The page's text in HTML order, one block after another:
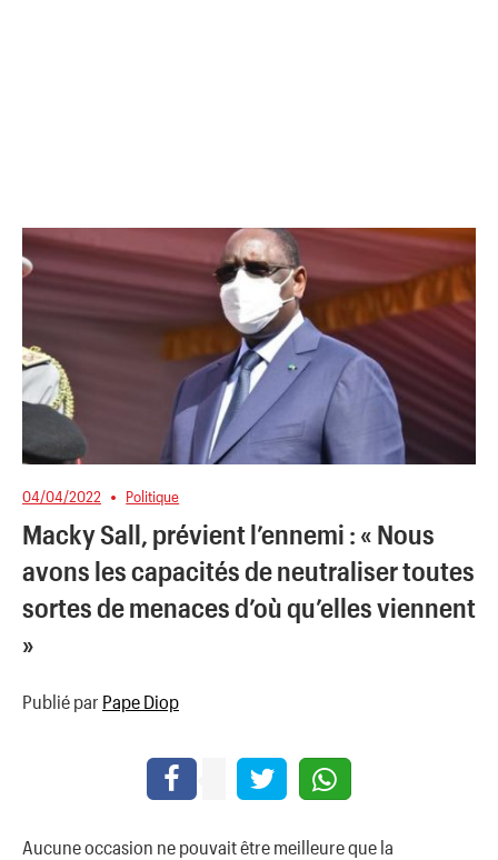
04/04/2022 Politique
Macky Sall, prévient l’ennemi : « Nous
avons les capacités de neutraliser toutes
sortes de menaces d’où qu’elles viennent
»
Publié par Pape Diop
Aucune occasion ne pouvait être meilleure que la